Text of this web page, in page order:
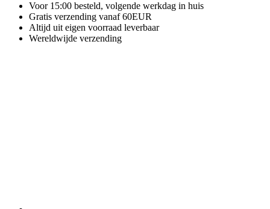
Voor 15:00 besteld, volgende werkdag in huis
Gratis verzending vanaf 60EUR
Altijd uit eigen voorraad leverbaar
Wereldwijde verzending